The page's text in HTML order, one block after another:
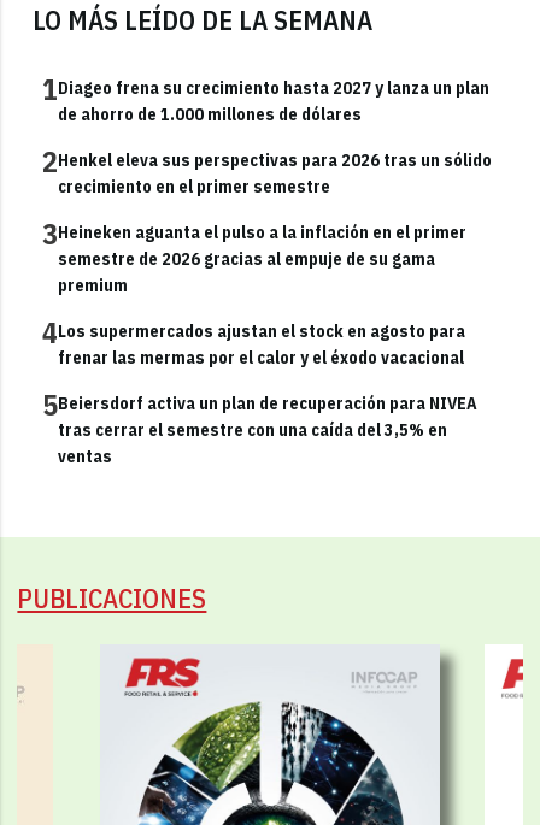
LO MÁS LEÍDO DE LA SEMANA
1Diageo frena su crecimiento hasta 2027 y lanza un plan
de ahorro de 1.000 millones de dólares
2Henkel eleva sus perspectivas para 2026 tras un sólido
crecimiento en el primer semestre
3Heineken aguanta el pulso a la inflación en el primer
semestre de 2026 gracias al empuje de su gama
premium
4Los supermercados ajustan el stock en agosto para
frenar las mermas por el calor y el éxodo vacacional
5Beiersdorf activa un plan de recuperación para NIVEA
tras cerrar el semestre con una caída del 3,5% en
ventas
PUBLICACIONES